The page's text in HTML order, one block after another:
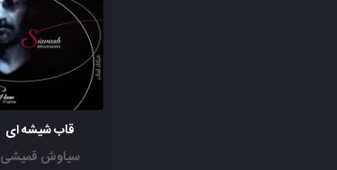
قاب شیشه ای
سیاوش قمیشی